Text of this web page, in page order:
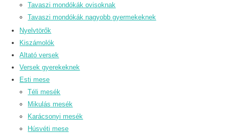
Tavaszi mondókák ovisoknak
Tavaszi mondókák nagyobb gyermekeknek
Nyelvtörők
Kiszámolók
Altató versek
Versek gyerekeknek
Esti mese
Téli mesék
Mikulás mesék
Karácsonyi mesék
Húsvéti mese